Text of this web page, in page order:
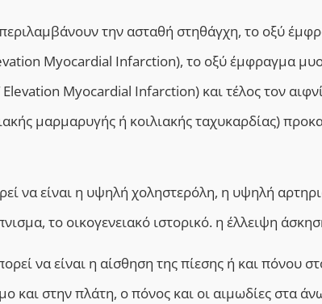
την ασταθή στηθάγχη, το οξύ
Myocardial Infarction), το οξύ έμφραγμα
Elevation Myocardial Infarction) και τέλος τον
μαρμαρυγής ή κοιλιακής ταχυκαρδίας)
να είναι η υψηλή χοληστερόλη, η υψηλή
το οικογενειακό ιστορικό. η έλλειψη
να είναι η αίσθηση της πίεσης ή και πόνου
και στην πλάτη, ο πόνος και οι αιμωδίες στα